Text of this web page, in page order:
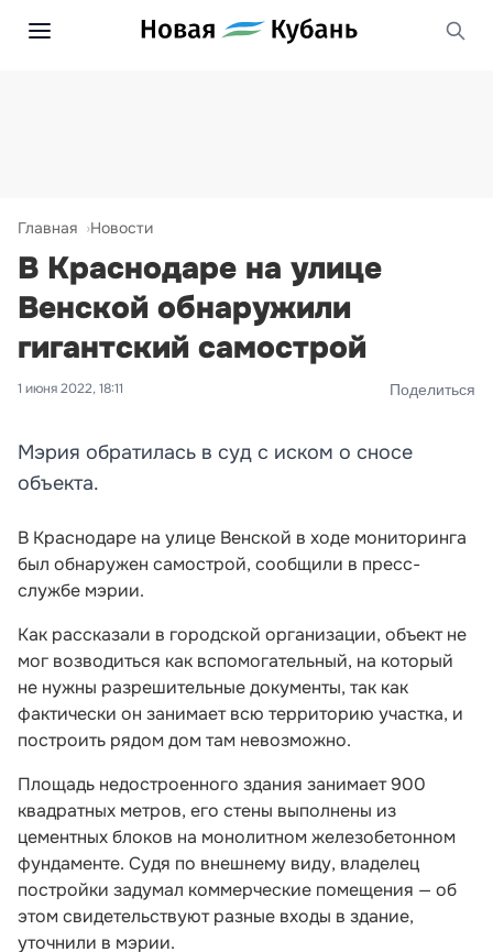
Главная Новости
В Краснодаре на улице
Венской обнаружили
гигантский самострой
1 июня 2022, 18:11 Поделиться
Мэрия обратилась в суд с иском о сносе
объекта.
В Краснодаре на улице Венской в ходе мониторинга
был обнаружен самострой, сообщили в пресс-
службе мэрии.
Как рассказали в городской организации, объект не
мог возводиться как вспомогательный, на который
не нужны разрешительные документы, так как
фактически он занимает всю территорию участка, и
построить рядом дом там невозможно.
Площадь недостроенного здания занимает 900
квадратных метров, его стены выполнены из
цементных блоков на монолитном железобетонном
фундаменте. Судя по внешнему виду, владелец
постройки задумал коммерческие помещения — об
этом свидетельствуют разные входы в здание,
уточнили в мэрии.